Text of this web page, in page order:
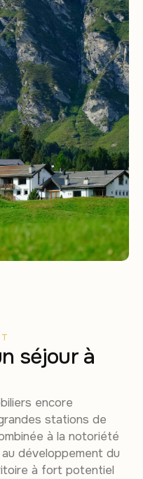
séjour à
encore
stations de
à la notoriété
développement du
à fort potentiel